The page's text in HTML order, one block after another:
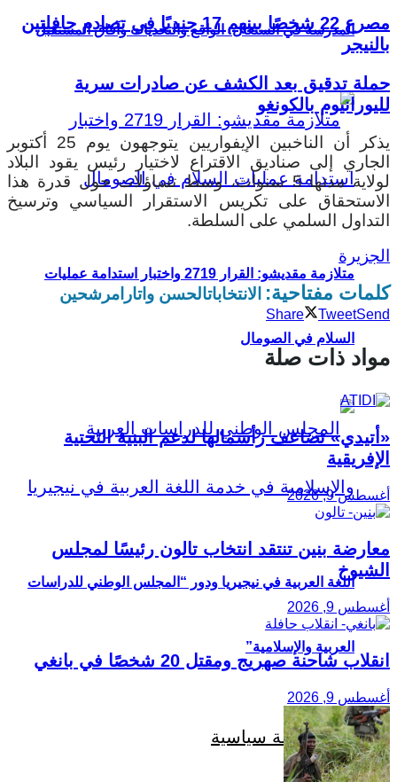
المدرسة في السنغال: الواقع والتحديات وآفاق المستقبل
متلازمة مقديشو: القرار 2719 واختبار استدامة عمليات
السلام في الصومال
اللغة العربية في نيجيريا ودور “المجلس الوطني للدراسات
العربية والإسلامية”
دراسة سياسية
مصرع 22 شخصًا بينهم 17 جنديًا في تصادم حافلتين
بالنيجر
حملة تدقيق بعد الكشف عن صادرات سرية
لليورانيوم بالكونغو
يذكر أن الناخبين الإيفواريين يتوجهون يوم 25 أكتوبر
الجاري إلى صناديق الاقتراع لاختيار رئيس يقود البلاد
لولاية مدتها 5 سنوات، وسط تساؤلات حول قدرة هذا
الاستحقاق على تكريس الاستقرار السياسي وترسيخ
التداول السلمي على السلطة.
الجزيرة
كلمات مفتاحية: الانتخاباتالحسن واتارا مرشحين
Share TweetSend
مواد ذات صلة
«أتيدي» تضاعف رأسمالها لدعم البنية التحتية
الإفريقية
أغسطس 9, 2026
معارضة بنين تنتقد انتخاب تالون رئيسًا لمجلس
الشيوخ
أغسطس 9, 2026
انقلاب شاحنة صهريج ومقتل 20 شخصًا في بانغي
أغسطس 9, 2026